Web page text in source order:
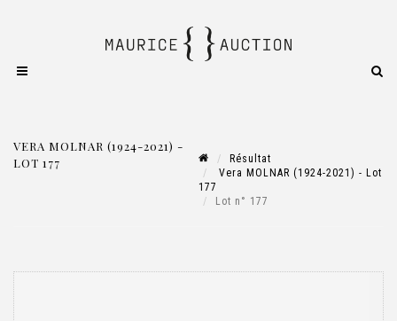
VERA MOLNAR (1924-2021) -
LOT 177
Résultat
Vera MOLNAR (1924-2021) - Lot
177
Lot n° 177